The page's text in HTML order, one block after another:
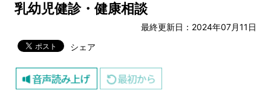
乳幼児健診・健康相談
最終更新日：2024年07月11日
シェア